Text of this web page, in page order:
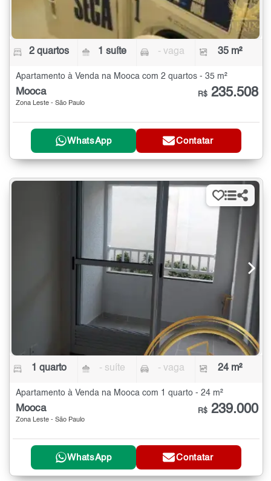
2 quartos 1 suíte - vaga 35 m²
Apartamento à Venda na Mooca com 2 quartos - 35 m²
Mooca
Zona Leste - São Paulo
R$ 235.508
WhatsApp Contatar
1 quarto - suíte - vaga 24 m²
Apartamento à Venda na Mooca com 1 quarto - 24 m²
Mooca
Zona Leste - São Paulo
R$ 239.000
WhatsApp Contatar